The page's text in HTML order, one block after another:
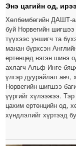
Энэ цагийн од,
Хөлбөмбөгийн ДАШТ-
буй Норвегийн
түүхээс уншигч та
манан бүрхсэн
ертөнцөд нэгэн шинэ
ахлагч Альф-Инге
үлгэр дуурайлал авч,
Норвегийн шигшээ
үүргийг хүлээжээ.
цахим ертөнцийн од,
хүндлэлийг хүртээд